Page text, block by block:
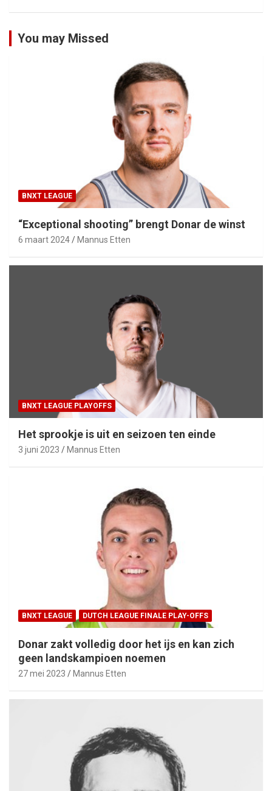
You may Missed
BNXT LEAGUE
“Exceptional shooting” brengt Donar de winst
6 maart 2024 Mannus Etten
BNXT LEAGUE PLAYOFFS
Het sprookje is uit en seizoen ten einde
3 juni 2023 Mannus Etten
BNXT LEAGUE DUTCH LEAGUE FINALE PLAY-OFFS
Donar zakt volledig door het ijs en kan zich
geen landskampioen noemen
27 mei 2023 Mannus Etten